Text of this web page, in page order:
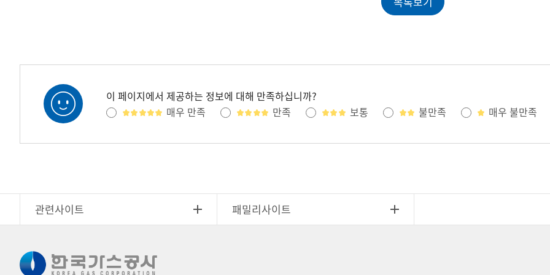
이 페이지에서 제공하는 정보에 대해 만족하십니까?
매우 만족
만족 보통 불만족 매우 불만족
관련사이트 패밀리사이트